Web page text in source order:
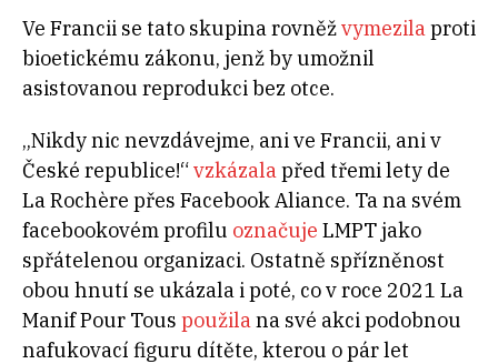
Ve Francii se tato skupina rovněžvymezilaproti
bioetickému zákonu, jenž by umožnil
asistovanou reprodukci bez otce.
„Nikdy nic nevzdávejme, ani ve Francii, ani v
České republice!“vzkázalapřed třemi lety de
La Rochère přes Facebook Aliance. Ta na svém
facebookovém profilu označuje LMPT jako
spřátelenou organizaci. Ostatně spřízněnost
obou hnutí se ukázala i poté, co v roce 2021 La
Manif Pour Tous použilana své akci podobnou
nafukovací figuru dítěte, kterou o pár let